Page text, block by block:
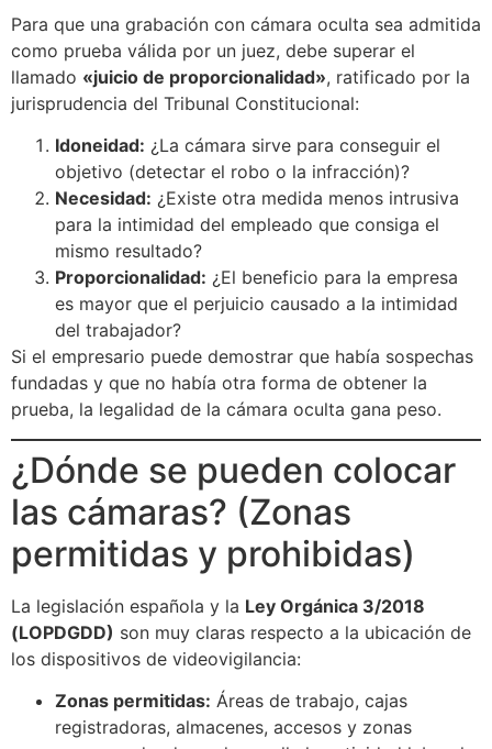
Para que una grabación con cámara oculta sea admitida
como prueba válida por un juez, debe superar el
llamado «juicio de proporcionalidad», ratificado por la
jurisprudencia del Tribunal Constitucional:
Idoneidad: ¿La cámara sirve para conseguir el
objetivo (detectar el robo o la infracción)?
Necesidad: ¿Existe otra medida menos intrusiva
para la intimidad del empleado que consiga el
mismo resultado?
Proporcionalidad: ¿El beneficio para la empresa
es mayor que el perjuicio causado a la intimidad
del trabajador?
Si el empresario puede demostrar que había sospechas
fundadas y que no había otra forma de obtener la
prueba, la legalidad de la cámara oculta gana peso.
¿Dónde se pueden colocar
las cámaras? (Zonas
permitidas y prohibidas)
La legislación española y la Ley Orgánica 3/2018
(LOPDGDD) son muy claras respecto a la ubicación de
los dispositivos de videovigilancia:
Zonas permitidas: Áreas de trabajo, cajas
registradoras, almacenes, accesos y zonas